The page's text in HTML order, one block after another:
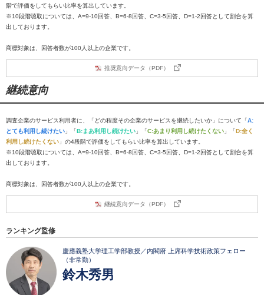
階で評価をしてもらい比率を算出しています。
※10段階聴取については、A=9-10回答、B=6-8回答、C=3-5回答、D=1-2回答として割合を算
出しております。
商標対象は、回答者数が100人以上の企業です。
推奨意向データ（PDF）
継続意向
調査企業のサービス利用者に、「どの程度その企業のサービスを継続したいか」について「A:
とても利用し続けたい 」「B:まあ利用し続けたい 」「C:あまり利用し続けたくない 」「D:全く
利用し続けたくない 」の4段階で評価をしてもらい比率を算出しています。
※10段階聴取については、A=9-10回答、B=6-8回答、C=3-5回答、D=1-2回答として割合を算
出しております。
商標対象は、回答者数が100人以上の企業です。
継続意向データ（PDF）
ランキング監修
慶應義塾大学理工学部教授／内閣府 上席科学技術政策フェロー
（非常勤）
鈴木秀男